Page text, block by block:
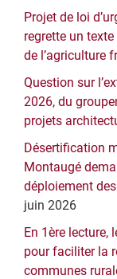
Projet de loi
regrette un
de l’agriculture
Question sur
2026, du
projets
Désertification
Montaugé
déploiement
juin 2026
En 1ère lecture,
pour faciliter la
communes